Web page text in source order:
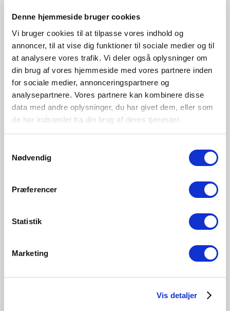
Denne hjemmeside bruger cookies
Vi bruger cookies til at tilpasse vores indhold og
annoncer, til at vise dig funktioner til sociale medier og til
at analysere vores trafik. Vi deler også oplysninger om
din brug af vores hjemmeside med vores partnere inden
for sociale medier, annonceringspartnere og
analysepartnere. Vores partnere kan kombinere disse
data med andre oplysninger, du har givet dem, eller som
de har indsamlet fra din brug af deres tjenester.
Nødvendig
Præferencer
Statistik
Marketing
Vis detaljer
2010583003
2010583035